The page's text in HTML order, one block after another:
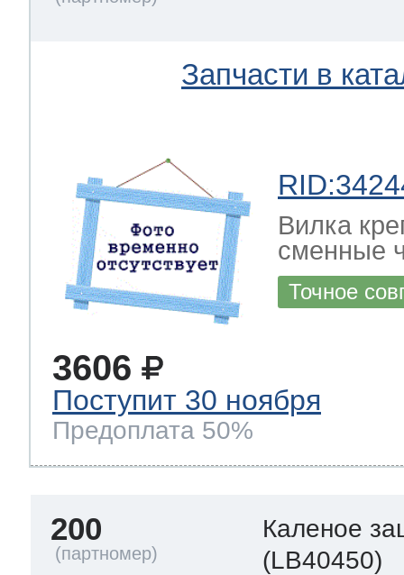
Запчасти в
Вилка
сменные
Точное
3606
Поступит 30 ноября
Предоплата 50%
200
Каленое
(LB40450)